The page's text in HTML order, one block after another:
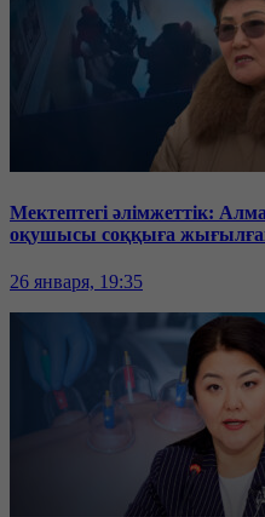
Мектептегі әлімжеттік:
оқушысы соққыға
26 января, 19:35